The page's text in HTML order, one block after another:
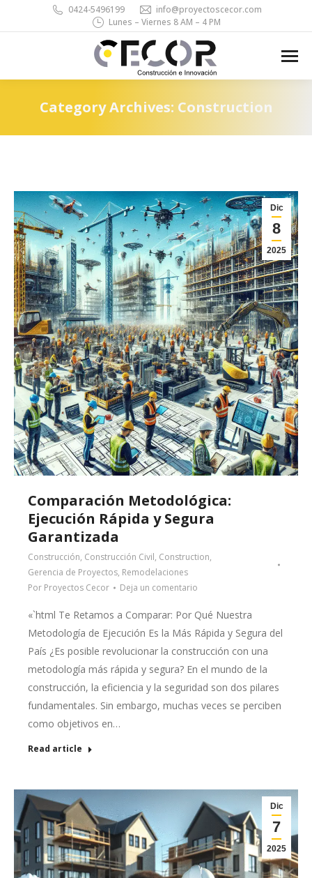
0424-5496199
info@proyectoscecor.com
Lunes – Viernes 8 AM – 4 PM
Category Archives: Construction
Dic
8
2025
Comparación Metodológica:
Ejecución Rápida y Segura
Garantizada
Construcción, Construcción Civil, Construction,
Gerencia de Proyectos, Remodelaciones
Por Proyectos Cecor Deja un comentario
«`html Te Retamos a Comparar: Por Qué Nuestra
Metodología de Ejecución Es la Más Rápida y Segura del
País ¿Es posible revolucionar la construcción con una
metodología más rápida y segura? En el mundo de la
construcción, la eficiencia y la seguridad son dos pilares
fundamentales. Sin embargo, muchas veces se perciben
como objetivos en…
Read article
Dic
7
2025